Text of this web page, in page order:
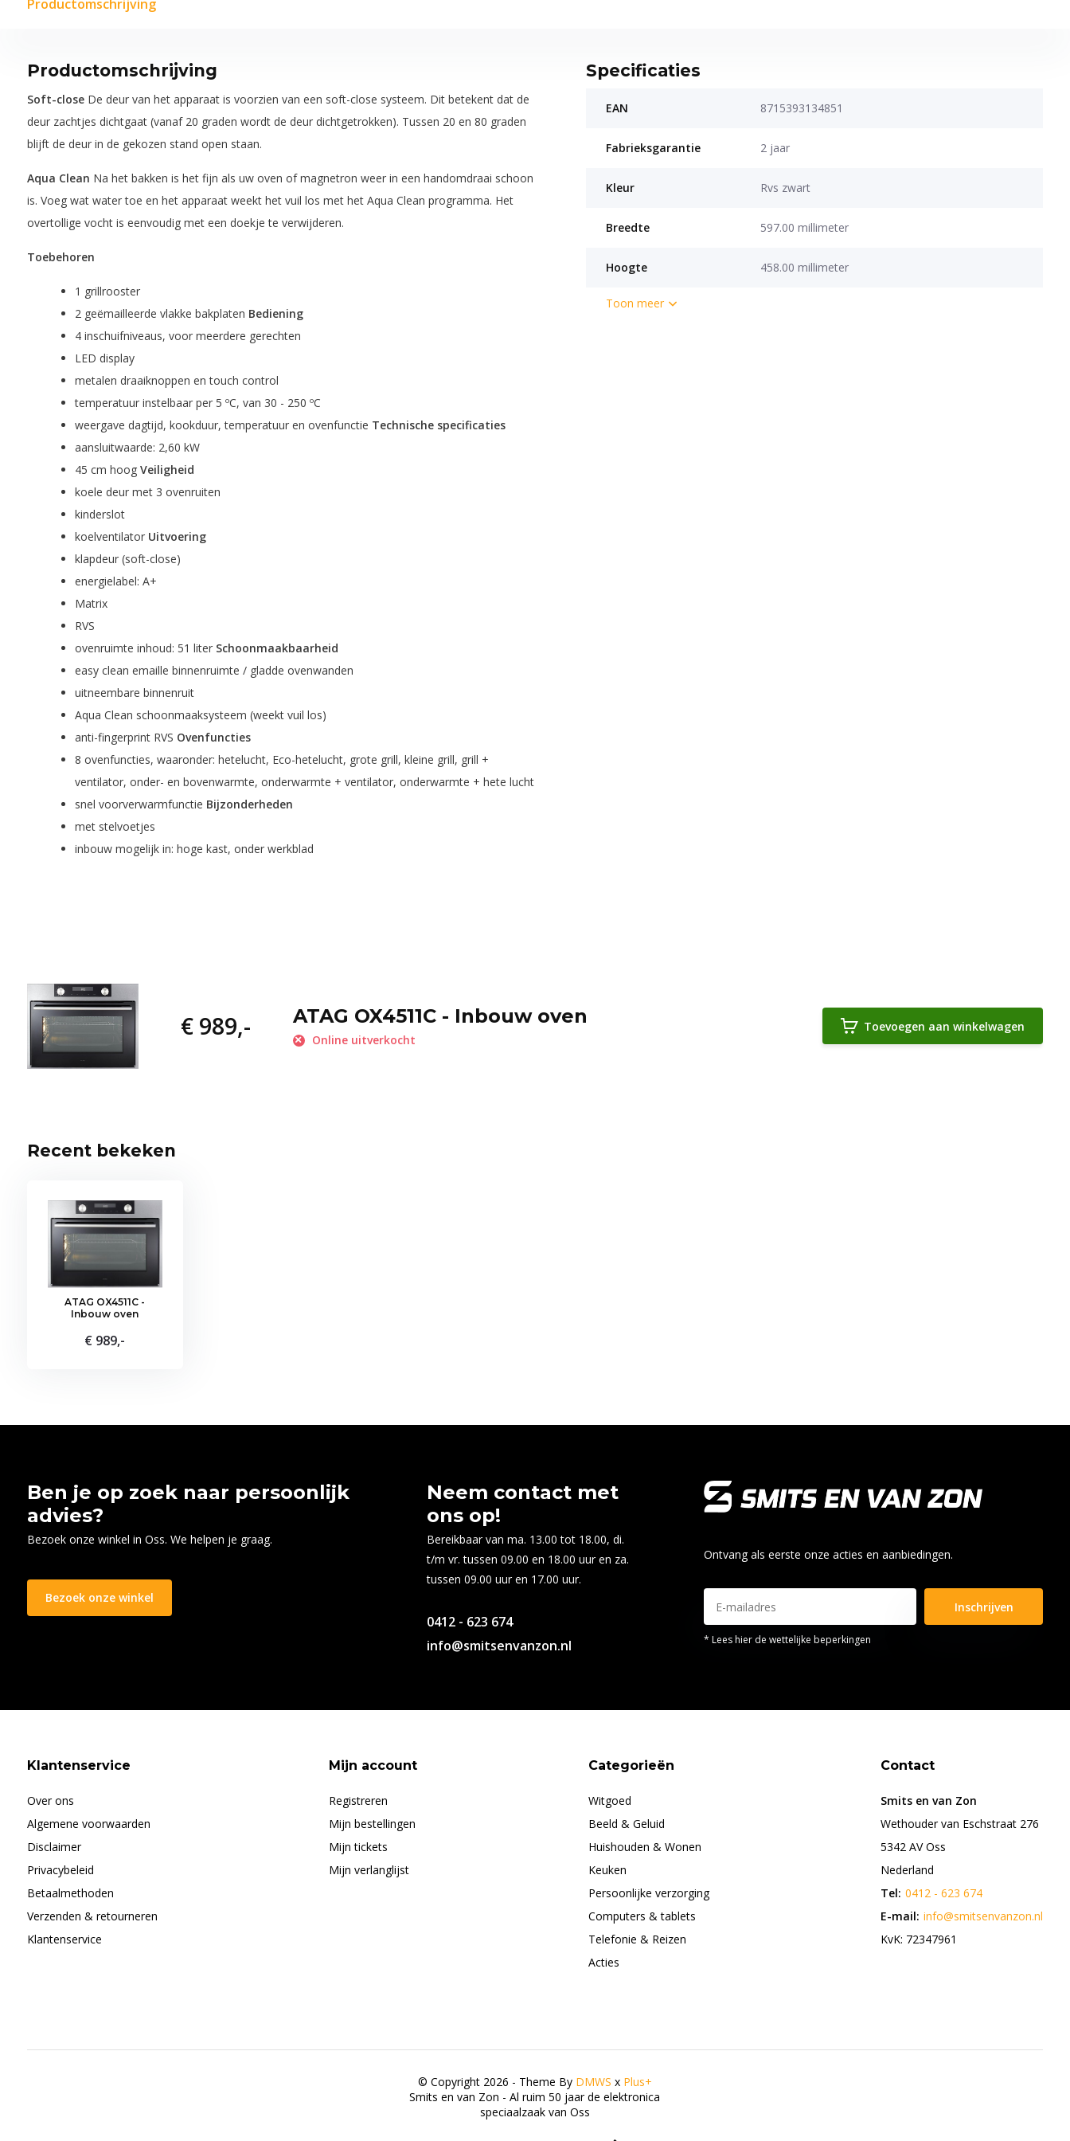
Productomschrijving
Productomschrijving
Soft-closeDe deur van het apparaat is voorzien van een soft-close systeem. Dit betekent dat de
deur zachtjes dichtgaat (vanaf 20 graden wordt de deur dichtgetrokken). Tussen 20 en 80 graden
blijft de deur in de gekozen stand open staan.
Aqua Clean Na het bakken is het fijn als uw oven of magnetron weer in een handomdraai schoon
is. Voeg wat water toe en het apparaat weekt het vuil los met het Aqua Clean programma. Het
overtollige vocht is eenvoudig met een doekje te verwijderen.
Toebehoren
1 grillrooster
2 geëmailleerde vlakke bakplaten Bediening
4 inschuifniveaus, voor meerdere gerechten
LED display
metalen draaiknoppen en touch control
temperatuur instelbaar per 5 ºC, van 30 - 250 ºC
weergave dagtijd, kookduur, temperatuur en ovenfunctie Technische specificaties
aansluitwaarde: 2,60 kW
45 cm hoog Veiligheid
koele deur met 3 ovenruiten
kinderslot
koelventilator Uitvoering
klapdeur (soft-close)
energielabel: A+
Matrix
RVS
ovenruimte inhoud: 51 liter Schoonmaakbaarheid
easy clean emaille binnenruimte / gladde ovenwanden
uitneembare binnenruit
Aqua Clean schoonmaaksysteem (weekt vuil los)
anti-fingerprint RVS Ovenfuncties
8 ovenfuncties, waaronder: hetelucht, Eco-hetelucht, grote grill, kleine grill, grill +
ventilator, onder- en bovenwarmte, onderwarmte + ventilator, onderwarmte + hete lucht
snel voorverwarmfunctie Bijzonderheden
met stelvoetjes
inbouw mogelijk in: hoge kast, onder werkblad
Specificaties
EAN 8715393134851
Fabrieksgarantie 2 jaar
Kleur Rvs zwart
Breedte 597.00 millimeter
Hoogte 458.00 millimeter
Toon meer
€ 989,- ATAG OX4511C - Inbouw oven
Online uitverkocht
Toevoegen aan winkelwagen
Recent bekeken
ATAG OX4511C -
Inbouw oven
€ 989,-
Ben je op zoek naar persoonlijk
advies?
Bezoek onze winkel in Oss. We helpen je graag.
Bezoek onze winkel
Neem contact met
ons op!
Bereikbaar van ma. 13.00 tot 18.00, di.
t/m vr. tussen 09.00 en 18.00 uur en za.
tussen 09.00 uur en 17.00 uur.
0412 - 623 674
info@smitsenvanzon.nl
Ontvang als eerste onze acties en aanbiedingen.
Inschrijven
* Lees hier de wettelijke beperkingen
Klantenservice
Over ons
Algemene voorwaarden
Disclaimer
Privacybeleid
Betaalmethoden
Verzenden & retourneren
Klantenservice
Mijn account
Registreren
Mijn bestellingen
Mijn tickets
Mijn verlanglijst
Categorieën
Witgoed
Beeld & Geluid
Huishouden & Wonen
Keuken
Persoonlijke verzorging
Computers & tablets
Telefonie & Reizen
Acties
Contact
Smits en van Zon
Wethouder van Eschstraat 276
5342 AV Oss
Nederland
Tel: 0412 - 623 674
E-mail: info@smitsenvanzon.nl
KvK: 72347961
© Copyright 2026 - Theme By DMWS x Plus+
Smits en van Zon - Al ruim 50 jaar de elektronica
speciaalzaak van Oss